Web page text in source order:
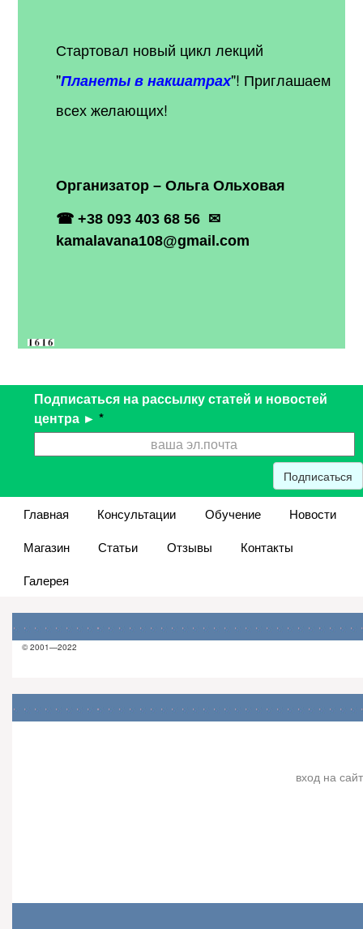
Стартовал новый цикл лекций
"Планеты в накшатрах"! Приглашаем
всех желающих!
Организатор – Ольга Ольховая
☎ +38 093 403 68 56 ✉
kamalavana108@gmail.com
Подписаться на рассылку статей и новостей
центра ► *
Подписаться
Главная Консультации Обучение
Новости
Магазин
Статьи Отзывы
Контакты
Галерея
© 2001—2022
вход на сайт